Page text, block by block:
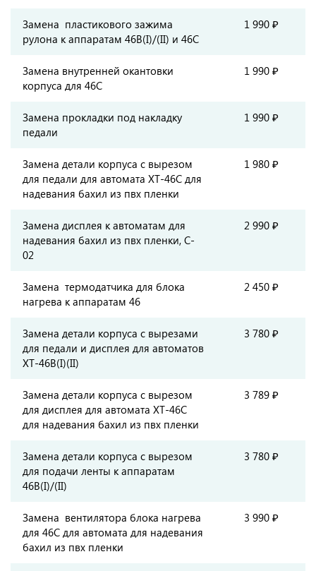
Замена пластикового зажима
рулона к аппаратам 46B(I)/(II) и 46C
1 990 ₽
Замена внутренней окантовки
корпуса для 46C
1 990 ₽
Замена прокладки под накладку
педали
1 990 ₽
Замена детали корпуса с вырезом
для педали для автомата XT-46C для
надевания бахил из пвх пленки
1 980 ₽
Замена дисплея к автоматам для
надевания бахил из пвх пленки, C-
02
2 990 ₽
Замена термодатчика для блока
нагрева к аппаратам 46
2 450 ₽
Замена детали корпуса с вырезами
для педали и дисплея для автоматов
XT-46В(I)(II)
3 780 ₽
Замена детали корпуса с вырезом
для дисплея для автомата XT-46C
для надевания бахил из пвх пленки
3 789 ₽
Замена детали корпуса с вырезом
для подачи ленты к аппаратам
46B(I)/(II)
3 780 ₽
Замена вентилятора блока нагрева
для 46С для автомата для надевания
бахил из пвх пленки
3 990 ₽